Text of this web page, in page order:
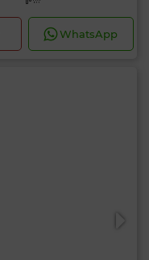
WhatsApp